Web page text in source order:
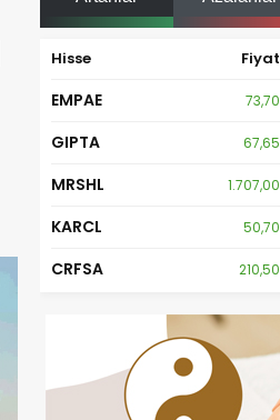
Hisse Fiyat
EMPAE 73,70
GIPTA 67,65
MRSHL 1.707,00
KARCL 50,70
CRFSA 210,50